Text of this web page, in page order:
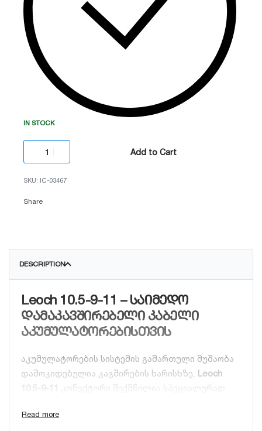
დანიშნულება:
UPS სისტემები,
ტელეკომუნიკაციები და მზის ენერგიის
IN STOCK
Add to Cart
IC-03467
Share
DESCRIPTION
Leoch 10.5-9-11 – საიმედო
დამაკავშირებელი კაბელი
აკუმულატორებისთვის
აკუმულატორების სისტემის გამართული მუშაობა
დამოკიდებულია კავშირების ხარისხზე. Leoch
10.5-9-11
კონექტორი შექმნილია სპეციალურად
მისი გამოყენება გამორიცხავს ძაბვის ვარდნას